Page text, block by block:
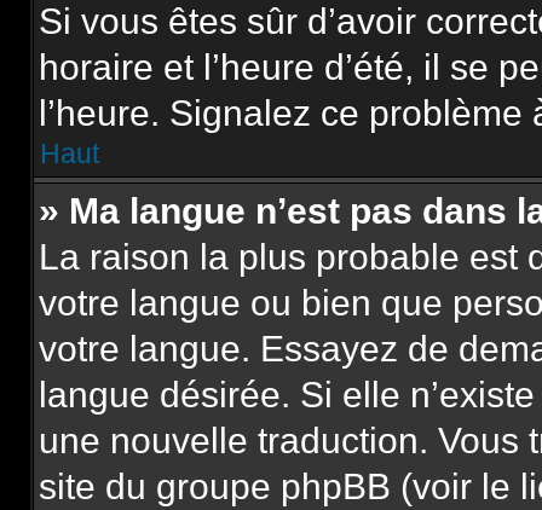
Si vous êtes sûr d’avoir
horaire et l’heure d’été, il se
l’heure. Signalez ce problème
Haut
» Ma langue n’est pas dans
La raison la plus probable est
votre langue ou bien que
votre langue. Essayez de
langue désirée. Si elle
une nouvelle traduction. Vous
site du groupe phpBB (voir le